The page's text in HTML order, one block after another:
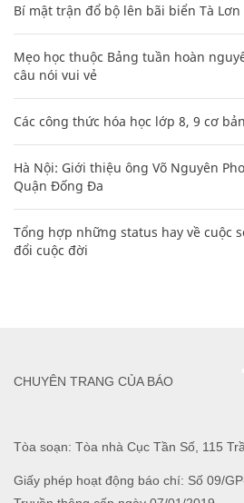
Bí mật trận đổ bộ lên bãi biển Tà
Mẹo học thuộc Bảng tuần hoàn
câu nói vui vẻ
Các công thức hóa học lớp 8, 9 cơ
Hà Nội: Giới thiệu ông Võ Nguyên
Quận Đống Đa
Tổng hợp những status hay về cuộc
đổi cuộc đời
Tòa soạn: Tòa nhà Cục Tần Số, 115
Giấy phép hoạt động báo chí: Số 09/
CHUYÊN TRANG CỦA BÁO